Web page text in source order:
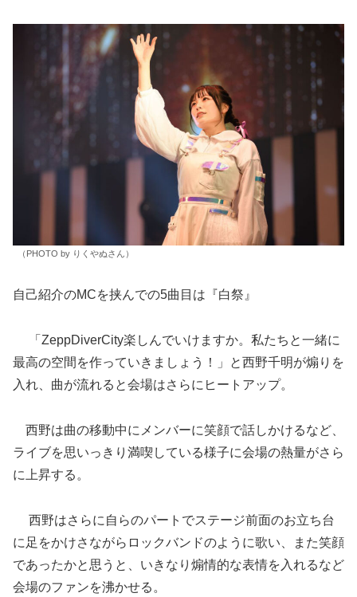
（PHOTO by りくやぬさん）
自己紹介のMCを挟んでの5曲目は『白祭』
「ZeppDiverCity楽しんでいけますか。私たちと一緒に
最高の空間を作っていきましょう！」と西野千明が煽りを
入れ、曲が流れると会場はさらにヒートアップ。
西野は曲の移動中にメンバーに笑顔で話しかけるなど、
ライブを思いっきり満喫している様子に会場の熱量がさら
に上昇する。
西野はさらに自らのパートでステージ前面のお立ち台
に足をかけさながらロックバンドのように歌い、また笑顔
であったかと思うと、いきなり煽情的な表情を入れるなど
会場のファンを沸かせる。